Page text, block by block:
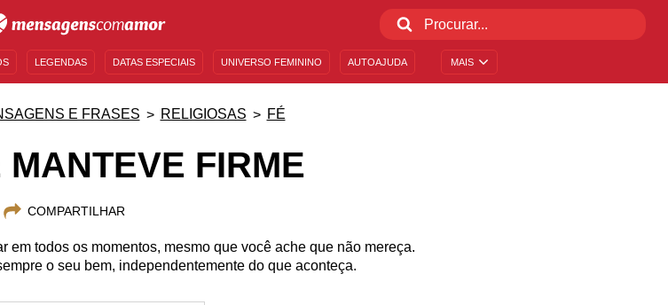
MAIS
LEGENDAS DATAS ESPECIAIS UNIVERSO FEMININO AUTOAJUDA
E FRASES RELIGIOSAS FÉ
MANTEVE FIRME
COMPARTILHAR
em todos os momentos, mesmo que você ache que não mereça.
o seu bem, independentemente do que aconteça.